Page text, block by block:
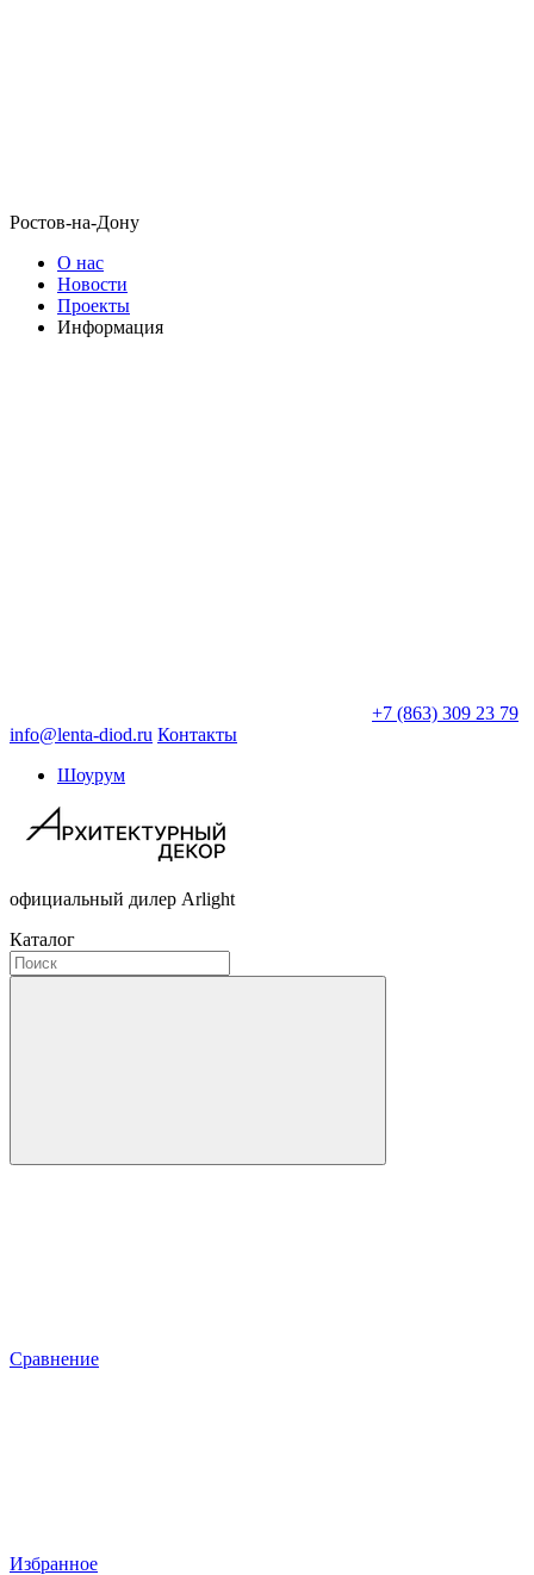
Ростов-на-Дону
О нас
Новости
Проекты
Информация
+7 (863) 309 23 79
info@lenta-diod.ru Контакты
Шоурум
официальный дилер Arlight
Каталог
Сравнение
Избранное